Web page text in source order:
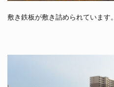
敷き鉄板が敷き詰められています。